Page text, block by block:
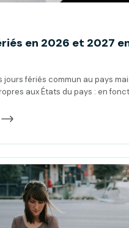
en 2026 et 2027
jours fériés commun au pays
aux États du pays : en
pour organiser votre WHV